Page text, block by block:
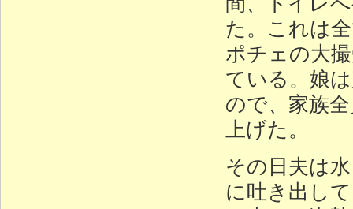
た。これは
ポチェの大
ている。娘
ので、家族
上げた。
その日夫は
に吐き出し